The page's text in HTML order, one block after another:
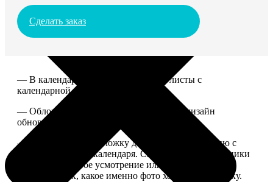
Сделать заказ
— В календаре 13 листов: обложка+листы с
календарной сеткой.
— Обложка для календаря стандартная, дизайн
обновляем каждый год.
— В кружочек на обложку добавляем фотографию с
одной из страниц календаря. Снимок наши сотрудники
выбирают на свое усмотрение или пишите в
комментариях, какое именно фото хотите на обложку.